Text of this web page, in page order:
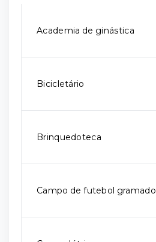
Academia de ginástica
Bicicletário
Brinquedoteca
Campo de futebol gramado